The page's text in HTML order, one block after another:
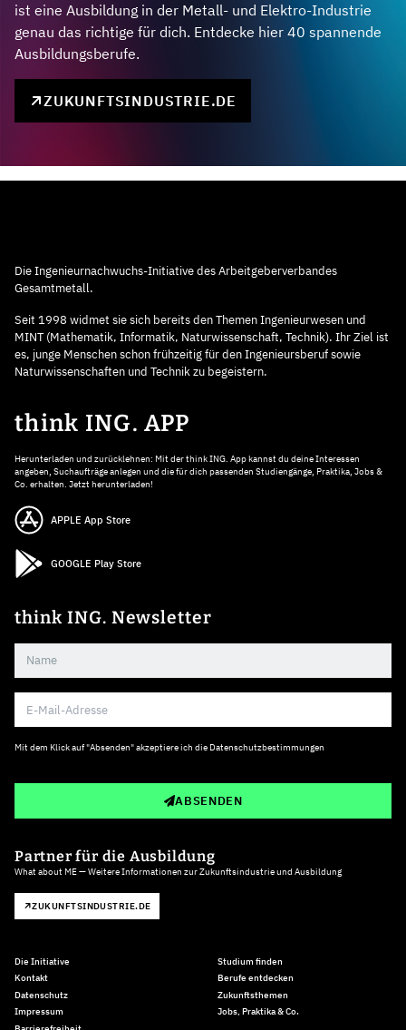
ist eine Ausbildung in der Metall- und Elektro-Industrie
genau das richtige für dich. Entdecke hier 40 spannende
Ausbildungsberufe.
ZUKUNFTSINDUSTRIE.DE
Die Ingenieurnachwuchs-Initiative des Arbeitgeberverbandes
Gesamtmetall.
Seit 1998 widmet sie sich bereits den Themen Ingenieurwesen und
MINT (Mathematik, Informatik, Naturwissenschaft, Technik). Ihr Ziel ist
es, junge Menschen schon frühzeitig für den Ingenieursberuf sowie
Naturwissenschaften und Technik zu begeistern.
think ING. APP
Herunterladen und zurücklehnen: Mit der think ING. App kannst du deine Interessen
angeben, Suchaufträge anlegen und die für dich passenden Studiengänge, Praktika, Jobs &
Co. erhalten. Jetzt herunterladen!
APPLE App Store
GOOGLE Play Store
think ING. Newsletter
Mit dem Klick auf "Absenden" akzeptiere ich die Datenschutzbestimmungen
ABSENDEN
Partner für die Ausbildung
What about ME — Weitere Informationen zur Zukunftsindustrie und Ausbildung
ZUKUNFTSINDUSTRIE.DE
Die Initiative
Kontakt
Datenschutz
Impressum
Studium finden
Berufe entdecken
Zukunftsthemen
Jobs, Praktika & Co.